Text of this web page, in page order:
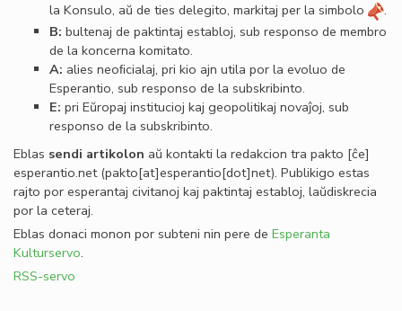
la Konsulo, aŭ de ties delegito, markitaj per la simbolo
.
B: bultenaj de paktintaj establoj, sub responso de membro
de la koncerna komitato.
A: alies neoﬁcialaj, pri kio ajn utila por la evoluo de
Esperantio, sub responso de la subskribinto.
E: pri Eŭropaj institucioj kaj geopolitikaj novaĵoj, sub
responso de la subskribinto.
Eblas sendi artikolon aŭ kontakti la redakcion tra pakto [ĉe]
esperantio.net(pakto[at]esperantio[dot]net). Publikigo estas
rajto por esperantaj civitanoj kaj paktintaj establoj, laŭdiskrecia
por la ceteraj.
Eblas donaci monon por subteni nin pere de Esperanta
Kulturservo.
RSS-servo